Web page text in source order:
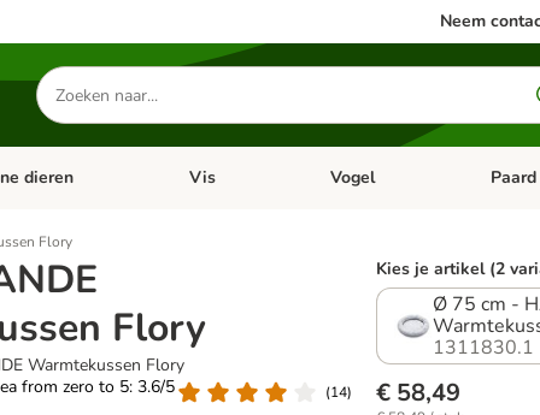
Neem
Zoeken
naar
producten
menu: Apotheek
dieren Open categorie menu: Kleine dieren
Vis Open categorie menu: Vis
Vogel Open
Paard
Flory
Flory
Warmtekussen Flory
from zero to 5: 3.6/5
(14)
Kies je artikel (2
Ø 75 cm -
1311830.1
€ 58,49